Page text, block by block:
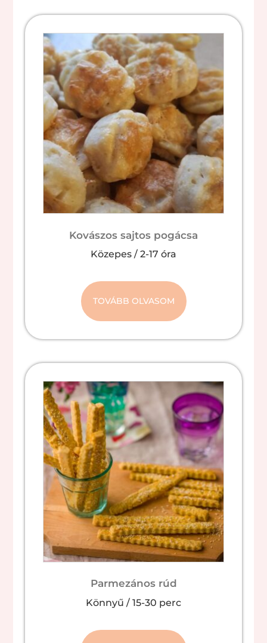
Kovászos sajtos pogácsa
Közepes / 2-17 óra
TOVÁBB OLVASOM
Parmezános rúd
Könnyű / 15-30 perc